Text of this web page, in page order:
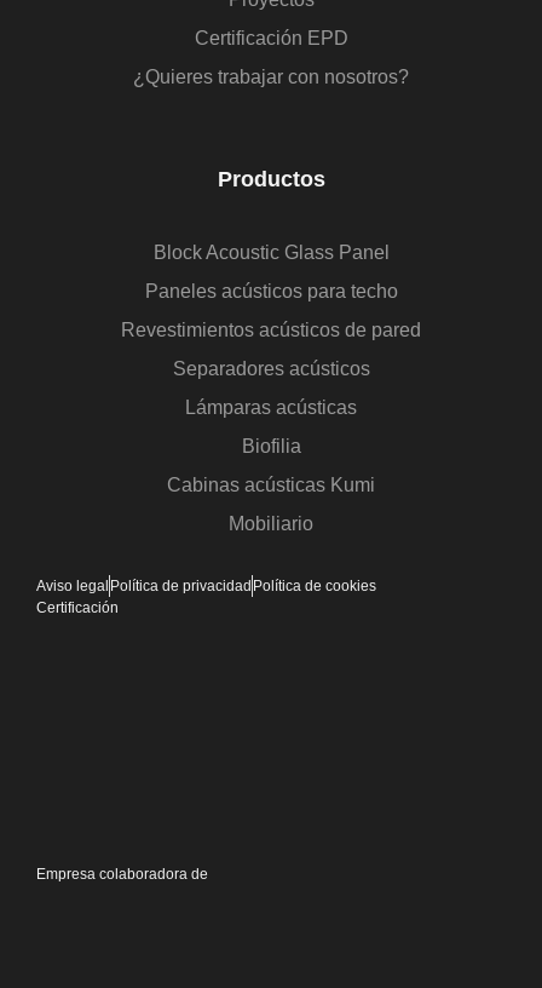
Certificación EPD
¿Quieres trabajar con nosotros?
Productos
Block Acoustic Glass Panel
Paneles acústicos para techo
Revestimientos acústicos de pared
Separadores acústicos
Lámparas acústicas
Biofilia
Cabinas acústicas Kumi
Mobiliario
Empresa colaboradora de
Aviso legal Política de privacidad Política de cookies
Certificación